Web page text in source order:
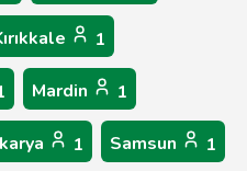
1
Mardin 1
1 Samsun 1